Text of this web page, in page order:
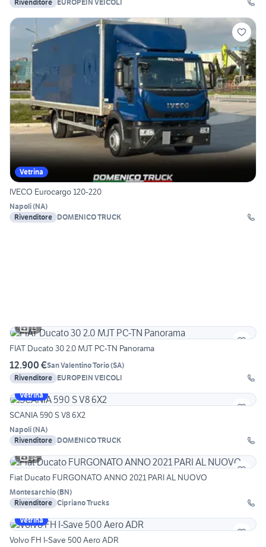
Rivenditore EUROPEIN VEICOLI
Vetrina
IVECO Eurocargo 120-220
Napoli(NA)
Rivenditore DOMENICO TRUCK
13
FIAT Ducato 30 2.0 MJT PC-TN Panorama
12.900 €San Valentino Torio(SA)
Rivenditore EUROPEIN VEICOLI
Vetrina
SCANIA 590 S V8 6X2
Napoli(NA)
Rivenditore DOMENICO TRUCK
14
Fiat Ducato FURGONATO ANNO 2021 PARI AL NUOVO
Montesarchio(BN)
Rivenditore Cipriano Trucks
Vetrina
Volvo FH I-Save 500 Aero ADR